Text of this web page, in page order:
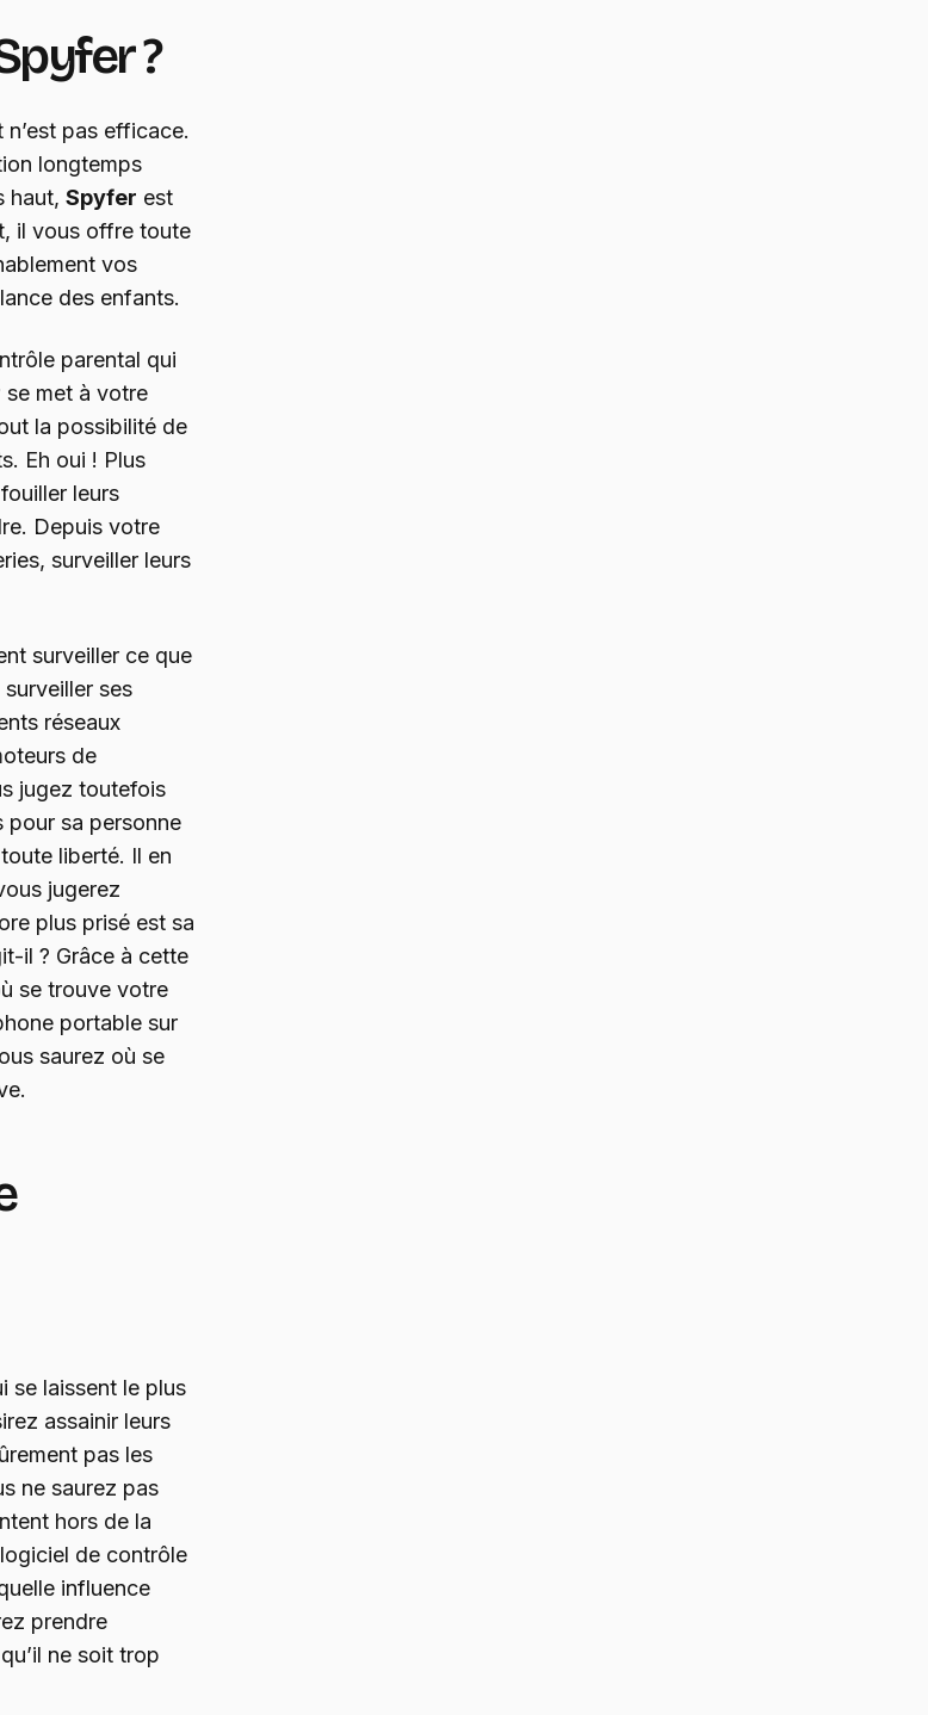
?
pas efficace.
longtemps
haut, Spyfer est
il vous offre toute
vos
des enfants.
parental qui
se met à votre
la possibilité de
Eh oui ! Plus
leurs
Depuis votre
surveiller leurs
surveiller ce que
ses
réseaux
de
jugez toutefois
pour sa personne
liberté. Il en
jugerez
plus prisé est sa
il ? Grâce à cette
se trouve votre
portable sur
saurez où se
se laissent le plus
assainir leurs
pas les
ne saurez pas
hors de la
de contrôle
influence
prendre
ne soit trop